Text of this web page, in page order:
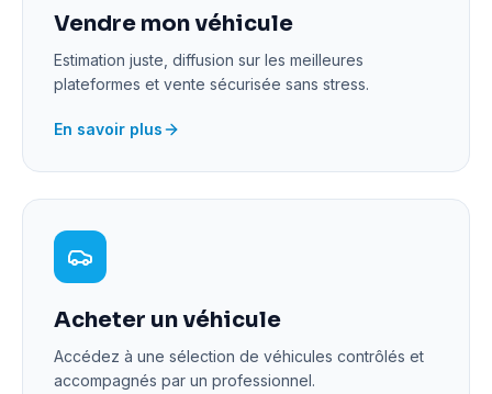
Vendre mon véhicule
Estimation juste, diffusion sur les meilleures
plateformes et vente sécurisée sans stress.
En savoir plus
Acheter un véhicule
Accédez à une sélection de véhicules contrôlés et
accompagnés par un professionnel.